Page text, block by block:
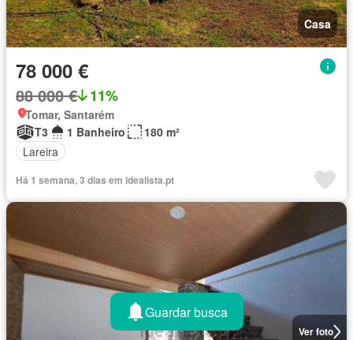
Casa
78 000 €
88 000 € 11%
Tomar, Santarém
T3
1 Banheiro
180 m²
Lareira
Há 1 semana, 3 dias em idealista.pt
Ver foto
Guardar busca